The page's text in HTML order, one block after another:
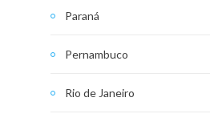
Paraná
Pernambuco
Rio de Janeiro